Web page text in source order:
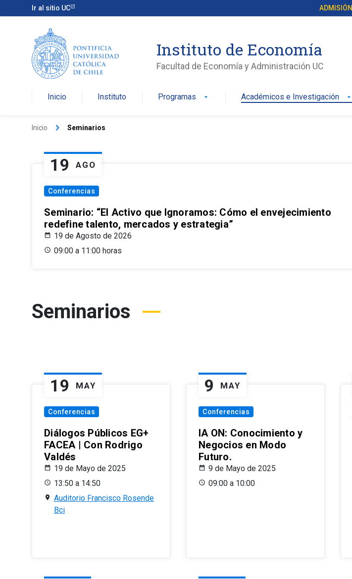
Ir al sitio UC ADMISIÓN
Instituto de Economía
Facultad de Economía y Administración UC
Inicio Instituto Programas arrow_drop_down Académicos e Investigación arrow_drop_down
Inicio keyboard_arrow_right Seminarios
19 AGO
Conferencias
Seminario: “El Activo que Ignoramos: Cómo el envejecimiento
redefine talento, mercados y estrategia”
19 de Agosto de 2026
09:00 a 11:00 horas
Seminarios
19 MAY
Conferencias
Diálogos Públicos EG+
FACEA | Con Rodrigo
Valdés
19 de Mayo de 2025
13:50 a 14:50
Auditorio Francisco Rosende
Bci
9 MAY
Conferencias
IA ON: Conocimiento y
Negocios en Modo
Futuro.
9 de Mayo de 2025
09:00 a 10:00